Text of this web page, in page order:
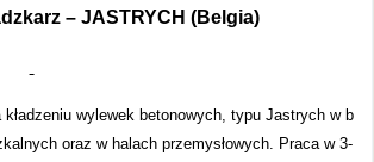
– JASTRYCH (Belgia)
kładzeniu wylewek betonowych, typu Jastrych w b
oraz w halach przemysłowych. Praca w 3-